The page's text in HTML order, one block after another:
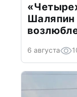
Шаляпин
6 августа